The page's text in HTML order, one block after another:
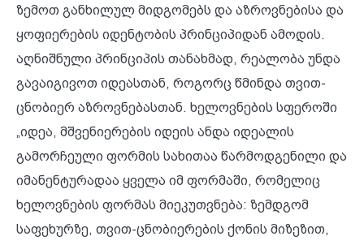
ზემოთ განხილულ მიდგომებს და აზროვნებისა და
ყოფიერების იდენტობის პრინციპიდან ამოდის.
აღნიშნული პრინციპის თანახმად, რეალობა უნდა
გავაიგივოთ იდეასთან, როგორც წმინდა თვით-
ცნობიერ აზროვნებასთან. ხელოვნების სფეროში
„იდეა, მშვენიერების იდეის ანდა იდეალის
გამორჩეული ფორმის სახითაა წარმოდგენილი და
იმანენტურადაა ყველა იმ ფორმაში, რომელიც
ხელოვნების ფორმას მიეკუთვნება: ზემდგომ
საფეხურზე, თვით-ცნობიერების ქონის მიზეზით,